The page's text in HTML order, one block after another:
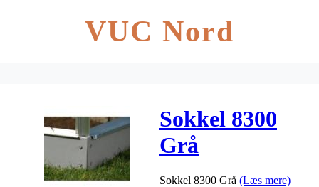
VUC Nord
Sokkel 8300
Grå
Sokkel 8300 Grå (Læs mere)